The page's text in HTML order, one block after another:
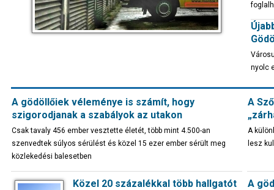
nyolc
A gödöllőiek véleménye is számít, hogy
szigorodjanak a szabályok az utakon
Csak tavaly 456 ember vesztette életét, több mint 4.500-an
szenvedtek súlyos sérülést és közel 15 ezer ember sérült meg
közlekedési balesetben
A
A
lesz
Közel 20 százalékkal több hallgatót
A